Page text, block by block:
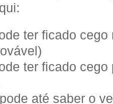
ter ficado
ter ficado
até saber o